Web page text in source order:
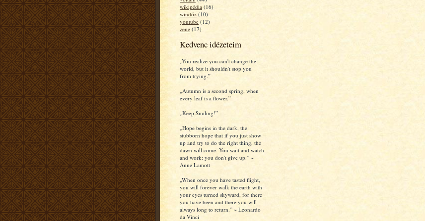
wikipédia (16)
windóz (10)
youtube (12)
zene (17)
Kedvenc idézeteim
„You realize you can't change the
world, but it shouldn't stop you
from trying.”
„Autumn is a second spring, when
every leaf is a flower.”
„Keep Smiling!”
„Hope begins in the dark, the
stubborn hope that if you just show
up and try to do the right thing, the
dawn will come. You wait and watch
and work: you don't give up.” ~
Anne Lamott
„When once you have tasted flight,
you will forever walk the earth with
your eyes turned skyward, for there
you have been and there you will
always long to return.” ~ Leonardo
da Vinci